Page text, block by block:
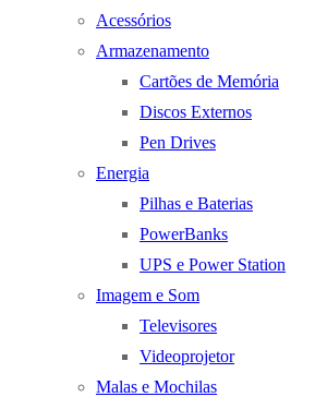
Acessórios
Armazenamento
Cartões de Memória
Discos Externos
Pen Drives
Energia
Pilhas e Baterias
PowerBanks
UPS e Power Station
Imagem e Som
Televisores
Videoprojetor
Malas e Mochilas